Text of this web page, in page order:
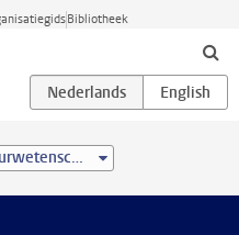
Bibliotheek
Wiskunde en Natuurwetenschappen